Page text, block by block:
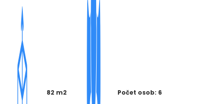
82 m2 Počet osob: 6